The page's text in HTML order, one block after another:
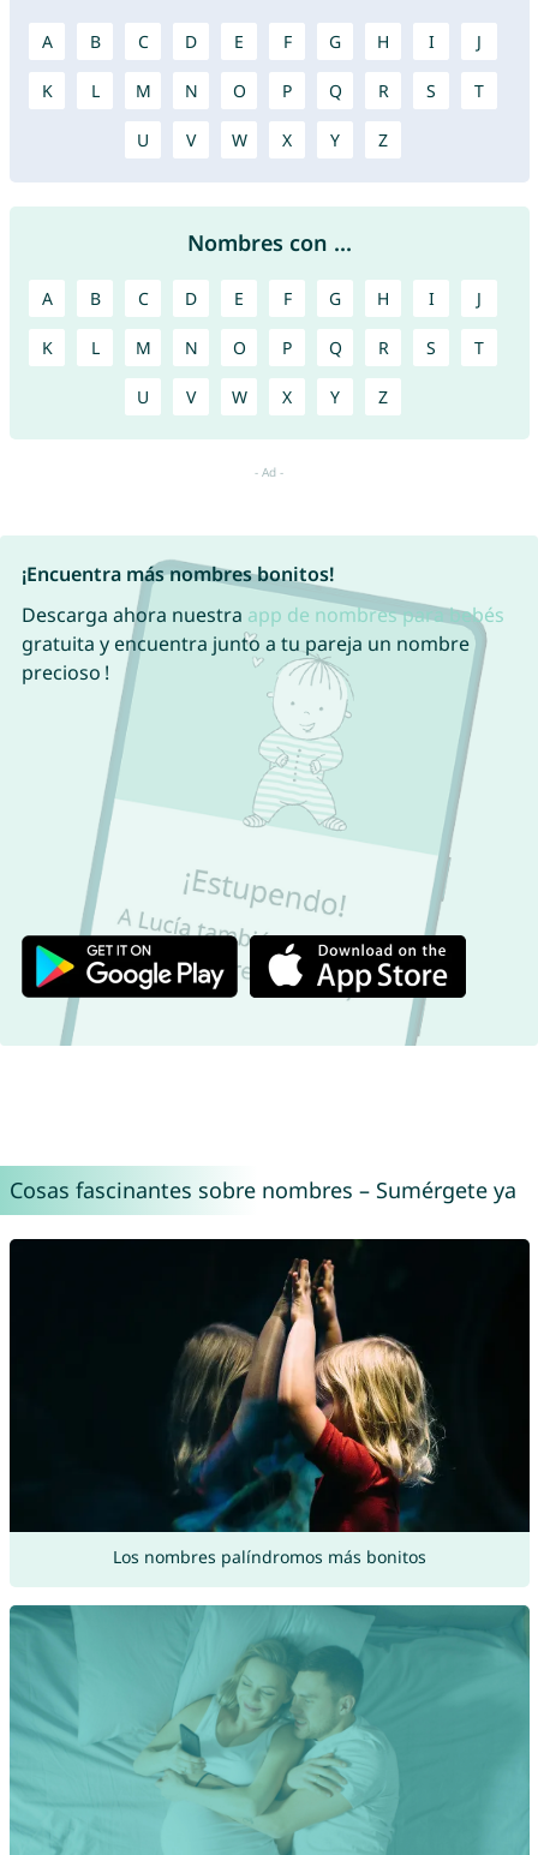
A B C D E F G H I J
K L M N O P Q R S T
U V W X Y Z
Nombres con ...
A B C D E F G H I J
K L M N O P Q R S T
U V W X Y Z
¡Encuentra más nombres bonitos!
Descarga ahora nuestra app de nombres para bebés
gratuita y encuentra junto a tu pareja un nombre
precioso !
Cosas fascinantes sobre nombres – Sumérgete ya
Los nombres palíndromos más bonitos